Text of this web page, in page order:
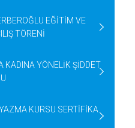
EĞİTİM VE
TÖRENİ
KADINA YÖNELİK ŞİDDET
KURSU SERTİFİKA